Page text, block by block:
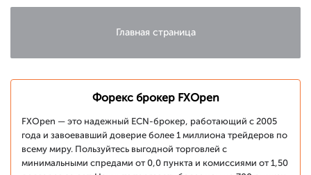
Главная страница
Форекс брокер FXOpen
FXOpen — это надежный ECN-брокер, работающий с 2005
года и завоевавший доверие более 1 миллиона трейдеров по
всему миру. Пользуйтесь выгодной торговлей с
минимальными спредами от 0,0 пункта и комиссиями от 1,50